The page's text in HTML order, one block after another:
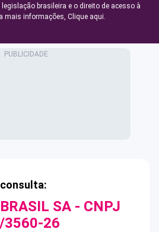
brasileira e o direito de acesso à
mais informações, Clique aqui.
SA - CNPJ
3560-26